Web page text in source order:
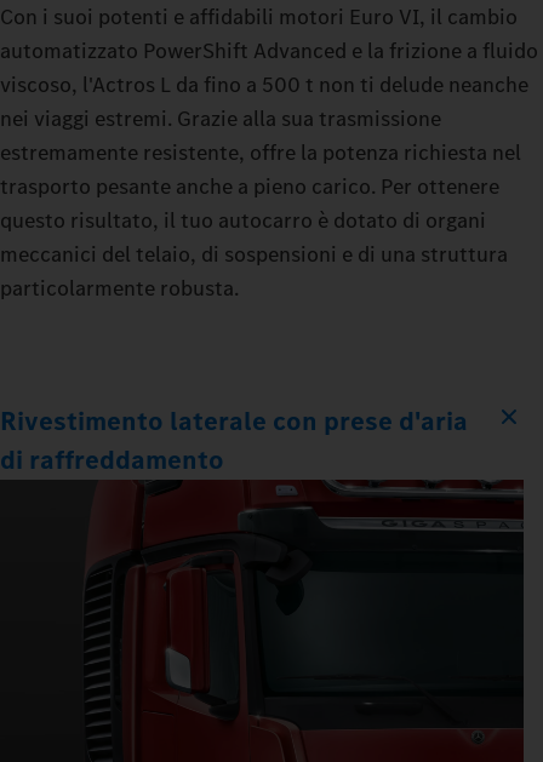
Con i suoi potenti e affidabili motori Euro VI, il cambio
automatizzato PowerShift Advanced e la frizione a fluido
viscoso, l'Actros L da fino a 500 t non ti delude neanche
nei viaggi estremi. Grazie alla sua trasmissione
estremamente resistente, offre la potenza richiesta nel
trasporto pesante anche a pieno carico. Per ottenere
questo risultato, il tuo autocarro è dotato di organi
meccanici del telaio, di sospensioni e di una struttura
particolarmente robusta.
Rivestimento laterale con prese d'aria
di raffreddamento